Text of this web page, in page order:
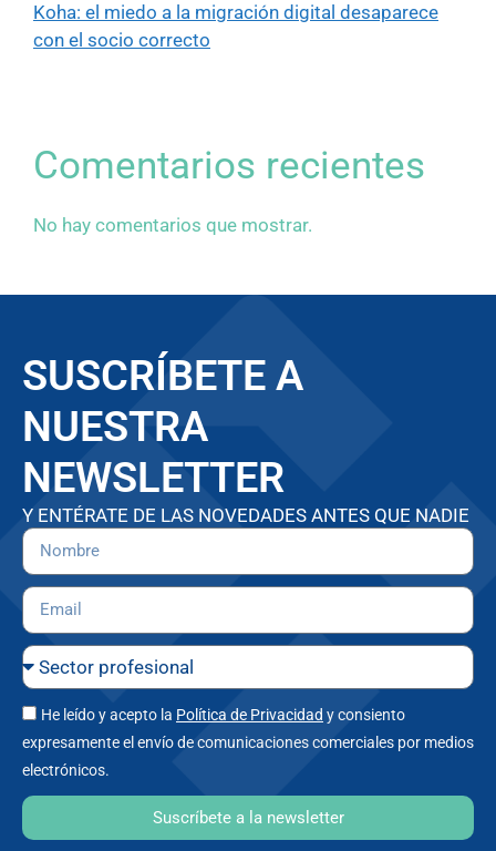
Koha: el miedo a la migración digital desaparece
con el socio correcto
Comentarios recientes
No hay comentarios que mostrar.
SUSCRÍBETE A
NUESTRA
NEWSLETTER
Y ENTÉRATE DE LAS NOVEDADES ANTES QUE NADIE
He leído y acepto la Política de Privacidad y consiento
expresamente el envío de comunicaciones comerciales por medios
electrónicos.
Suscríbete a la newsletter